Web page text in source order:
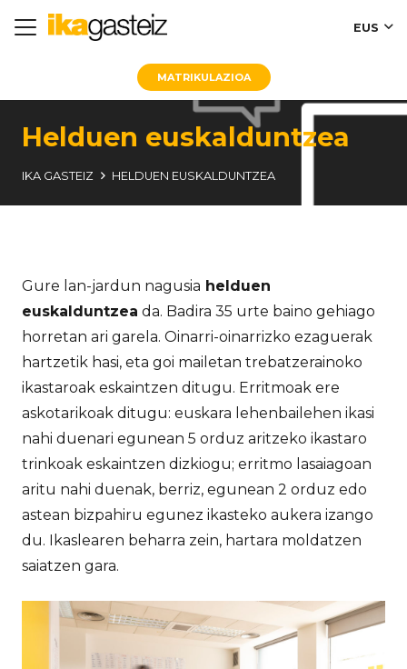
EUS
MATRIKULAZIOA
Helduen euskalduntzea
IKA GASTEIZ HELDUEN EUSKALDUNTZEA
Gure lan-jardun nagusia helduen
euskalduntzea da. Badira 35 urte baino gehiago
horretan ari garela. Oinarri-oinarrizko ezaguerak
hartzetik hasi, eta goi mailetan trebatzerainoko
ikastaroak eskaintzen ditugu. Erritmoak ere
askotarikoak ditugu: euskara lehenbailehen ikasi
nahi duenari egunean 5 orduz aritzeko ikastaro
trinkoak eskaintzen dizkiogu; erritmo lasaiagoan
aritu nahi duenak, berriz, egunean 2 orduz edo
astean bizpahiru egunez ikasteko aukera izango
du. Ikaslearen beharra zein, hartara moldatzen
saiatzen gara.